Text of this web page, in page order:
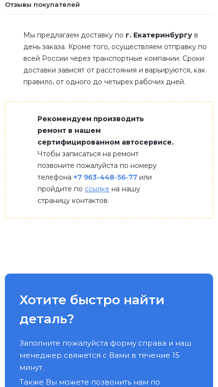
Отзывы покупателей
Мы предлагаем доставку по г. Екатеринбургу в
день заказа. Кроме того, осуществляем отправку по
всей России через транспортные компании. Сроки
доставки зависят от расстояния и варьируются, как
правило, от одного до четырех рабочих дней.
Рекомендуем производить
ремонт в нашем
сертифицированном автосервисе.
Чтобы записаться на ремонт
позвоните пожалуйста по номеру
телефона +7 963-448-56-77 или
пройдите по ссылке на нашу
страницу контактов.
Хотите быстро найти
деталь?
Заполните пожалуйста форму справа и наш
менеджер свяжется с Вами в течение 15
минут.
Также Вы можете позвонить нам по